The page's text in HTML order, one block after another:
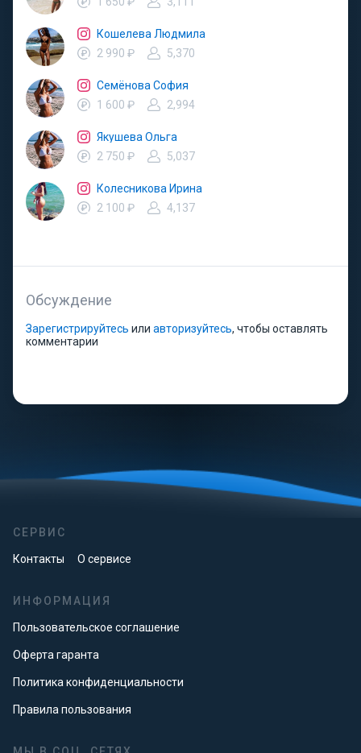
Кошелева Людмила
2 990 ₽
5,370
Семёнова София
1 600 ₽
2,994
Якушева Ольга
2 750 ₽
5,037
Колесникова Ирина
2 100 ₽
4,137
Обсуждение
Зарегистрируйтесь или авторизуйтесь, чтобы оставлять
комментарии
СЕРВИС
Контакты О сервисе
ИНФОРМАЦИЯ
Пользовательское соглашение
Оферта гаранта
Политика конфиденциальности
Правила пользования